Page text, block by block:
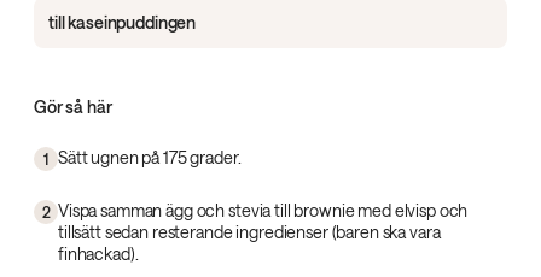
till kaseinpuddingen
Gör så här
1 Sätt ugnen på 175 grader.
2 Vispa samman ägg och stevia till brownie med elvisp och
tillsätt sedan resterande ingredienser (baren ska vara
finhackad).